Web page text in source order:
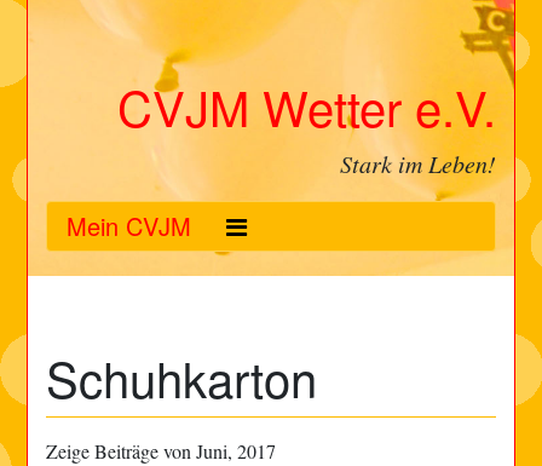
CVJM Wetter e.V.
Stark im Leben!
Mein CVJM
Schuhkarton
Zeige Beiträge von Juni, 2017